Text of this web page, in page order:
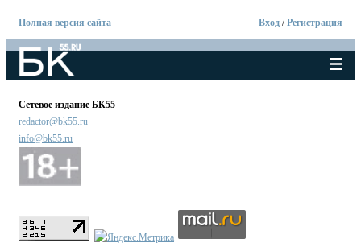
Полная версия сайта Вход /Регистрация
Сетевое издание БК55
redactor@bk55.ru
info@bk55.ru